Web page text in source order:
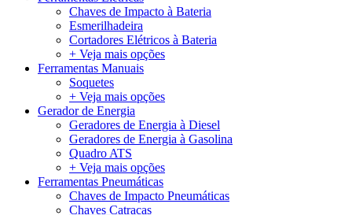
Chaves de Impacto à Bateria
Esmerilhadeira
Cortadores Elétricos à Bateria
+ Veja mais opções
Ferramentas Manuais
Soquetes
+ Veja mais opções
Gerador de Energia
Geradores de Energia à Diesel
Geradores de Energia à Gasolina
Quadro ATS
+ Veja mais opções
Ferramentas Pneumáticas
Chaves de Impacto Pneumáticas
Chaves Catracas